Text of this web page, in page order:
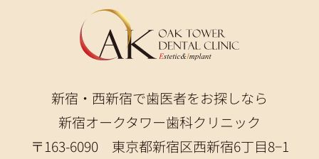
新宿・西新宿で歯医者をお探しなら
新宿オークタワー歯科クリニック
〒163-6090 東京都新宿区西新宿6丁目8−1